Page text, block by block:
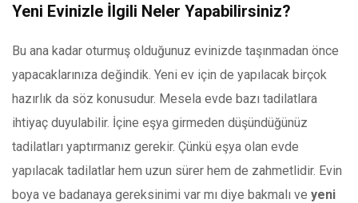
Yeni Evinizle İlgili Neler Yapabilirsiniz?
Bu ana kadar oturmuş olduğunuz evinizde taşınmadan önce
yapacaklarınıza değindik. Yeni ev için de yapılacak birçok
hazırlık da söz konusudur. Mesela evde bazı tadilatlara
ihtiyaç duyulabilir. İçine eşya girmeden düşündüğünüz
tadilatları yaptırmanız gerekir. Çünkü eşya olan evde
yapılacak tadilatlar hem uzun sürer hem de zahmetlidir. Evin
boya ve badanaya gereksinimi var mı diye bakmalı ve yeni